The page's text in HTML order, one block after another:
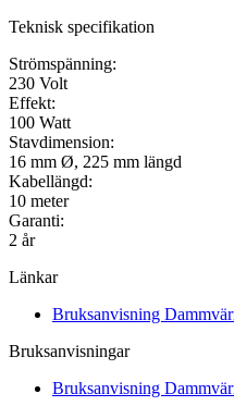
Teknisk specifikation
Strömspänning:
230 Volt
Effekt:
100 Watt
Stavdimension:
16 mm Ø, 225 mm längd
Kabellängd:
10 meter
Garanti:
2 år
Länkar
Bruksanvisning
Bruksanvisningar
Bruksanvisning